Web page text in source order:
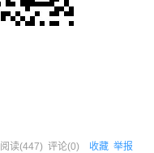
阅读(447) 评论(0) 收藏 举报